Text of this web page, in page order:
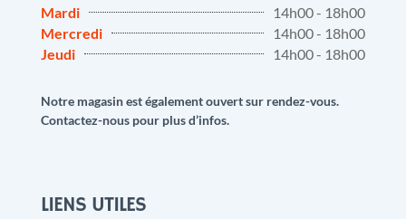
Mardi
14h00 - 18h00
Mercredi
14h00 - 18h00
Jeudi
14h00 - 18h00
Notre magasin est également ouvert sur rendez-vous.
Contactez-nous pour plus d’infos.
LIENS UTILES